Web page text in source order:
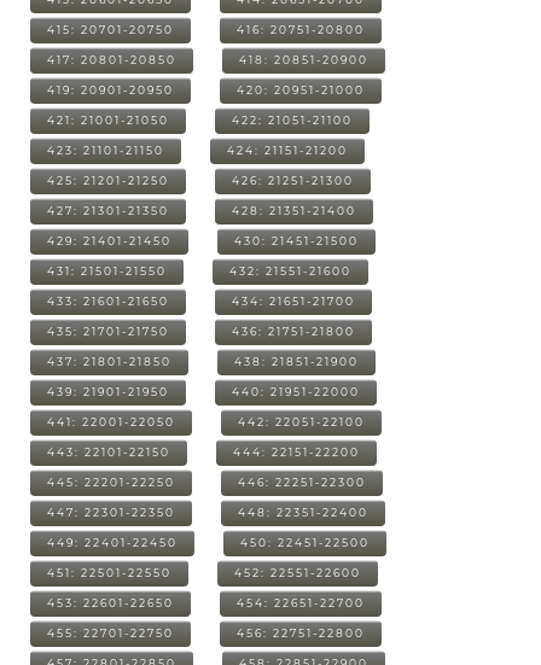
415: 20701-20750 416: 20751-20800
417: 20801-20850 418: 20851-20900
419: 20901-20950 420: 20951-21000
421: 21001-21050 422: 21051-21100
423: 21101-21150 424: 21151-21200
425: 21201-21250 426: 21251-21300
427: 21301-21350 428: 21351-21400
429: 21401-21450 430: 21451-21500
431: 21501-21550 432: 21551-21600
433: 21601-21650 434: 21651-21700
435: 21701-21750 436: 21751-21800
437: 21801-21850 438: 21851-21900
439: 21901-21950 440: 21951-22000
441: 22001-22050 442: 22051-22100
443: 22101-22150 444: 22151-22200
445: 22201-22250 446: 22251-22300
447: 22301-22350 448: 22351-22400
449: 22401-22450 450: 22451-22500
451: 22501-22550 452: 22551-22600
453: 22601-22650 454: 22651-22700
455: 22701-22750 456: 22751-22800